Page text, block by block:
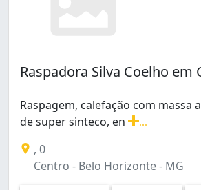
Raspadora Silva Coelho em
Raspagem, calefação com massa
de super sinteco, en
, 0
Centro - Belo Horizonte - MG